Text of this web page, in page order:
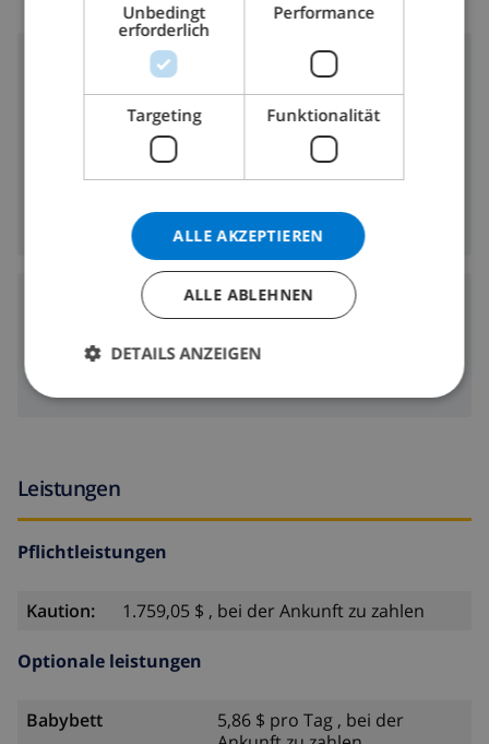
Umgebung
Entfernung zum Strand:
Entfernung zu den Geschäften:
Entfernung zu den
Entfernung zu den Restaurants:
Flughäfen:
Leistungen
Pflichtleistungen
Kaution: 1.759,05 $ , bei der Ankunft zu zahlen
Optionale leistungen
Babybett
5,86 $ pro Tag , bei der
Unbedingt
erforderlich
Performance
Targeting Funktionalität
ALLE AKZEPTIEREN
ALLE ABLEHNEN
DETAILS ANZEIGEN